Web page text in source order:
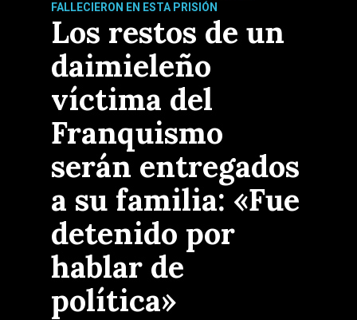
FALLECIERON EN ESTA PRISIÓN
Los restos de un
daimieleño
víctima del
Franquismo
serán entregados
a su familia: «Fue
detenido por
hablar de
política»